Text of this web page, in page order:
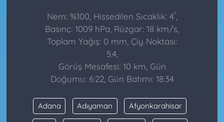
Nem: %100, Hissedilen Sıcaklık: 4°,
Basınç: 1009 hPa, Rüzgar: 18 km/s,
Toplam Yağış: 0 mm, Çiy Noktası:
5.4,
Görüş Mesafesi: 10 km, Gün
Doğumu: 6:22, Gün Batımı: 18:34
Adana Adıyaman Afyonkarahisar